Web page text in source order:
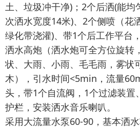
土、垃圾冲干净)；2个后洒(能均
次洒水宽度14米)、2个侧喷（花
绿化带浇灌)、带1个后工作平台
洒水高炮（洒水炮可全方位旋转
状、大雨、小雨、毛毛雨，雾状
木），引水时间<5min，流量
头，带1个自流阀，1个过滤装置
护栏，安装洒水音乐喇叭。
采用大流量水泵60-90，基本洒